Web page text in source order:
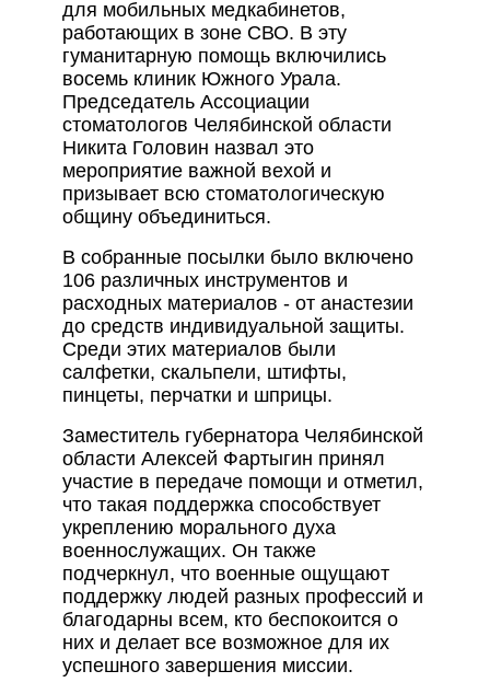
для мобильных медкабинетов,
работающих в зоне СВО. В эту
гуманитарную помощь включились
восемь клиник Южного Урала.
Председатель Ассоциации
стоматологов Челябинской области
Никита Головин назвал это
мероприятие важной вехой и
призывает всю стоматологическую
общину объединиться.
В собранные посылки было включено
106 различных инструментов и
расходных материалов - от анастезии
до средств индивидуальной защиты.
Среди этих материалов были
салфетки, скальпели, штифты,
пинцеты, перчатки и шприцы.
Заместитель губернатора Челябинской
области Алексей Фартыгин принял
участие в передаче помощи и отметил,
что такая поддержка способствует
укреплению морального духа
военнослужащих. Он также
подчеркнул, что военные ощущают
поддержку людей разных профессий и
благодарны всем, кто беспокоится о
них и делает все возможное для их
успешного завершения миссии.